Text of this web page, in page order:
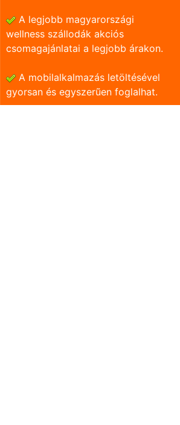
A legjobb magyarországi
wellness szállodák akciós
csomagajánlatai a legjobb árakon.
A mobilalkalmazás letöltésével
gyorsan és egyszerũen foglalhat.